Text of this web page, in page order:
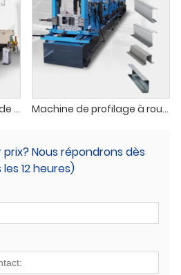
Machine de fabrication de cadres à rainures et languettes Machine de profilage à rouleaux pour système photovoltaïque
Nous répondrons dès
12 heures)